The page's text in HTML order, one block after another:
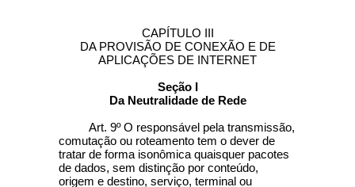
CAPÍTULO III
DA PROVISÃO DE CONEXÃO E DE
APLICAÇÕES DE INTERNET
Seção I
Da Neutralidade de Rede
Art. 9º O responsável pela transmissão,
comutação ou roteamento tem o dever de
tratar de forma isonômica quaisquer pacotes
de dados, sem distinção por conteúdo,
origem e destino, serviço, terminal ou